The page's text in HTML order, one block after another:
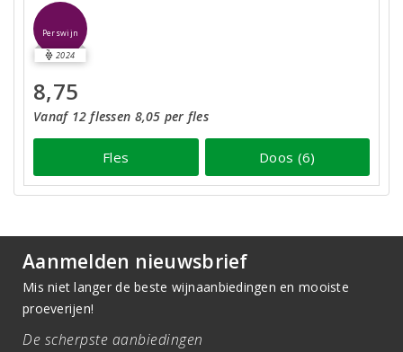
Perswijn
2024
8,75
Vanaf 12 flessen 8,05 per fles
Fles Doos (6)
Aanmelden nieuwsbrief
Mis niet langer de beste wijnaanbiedingen en mooiste
proeverijen!
De scherpste aanbiedingen